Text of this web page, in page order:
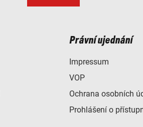
Právní ujednání
Impressum
VOP
Ochrana osobních
Prohlášení o